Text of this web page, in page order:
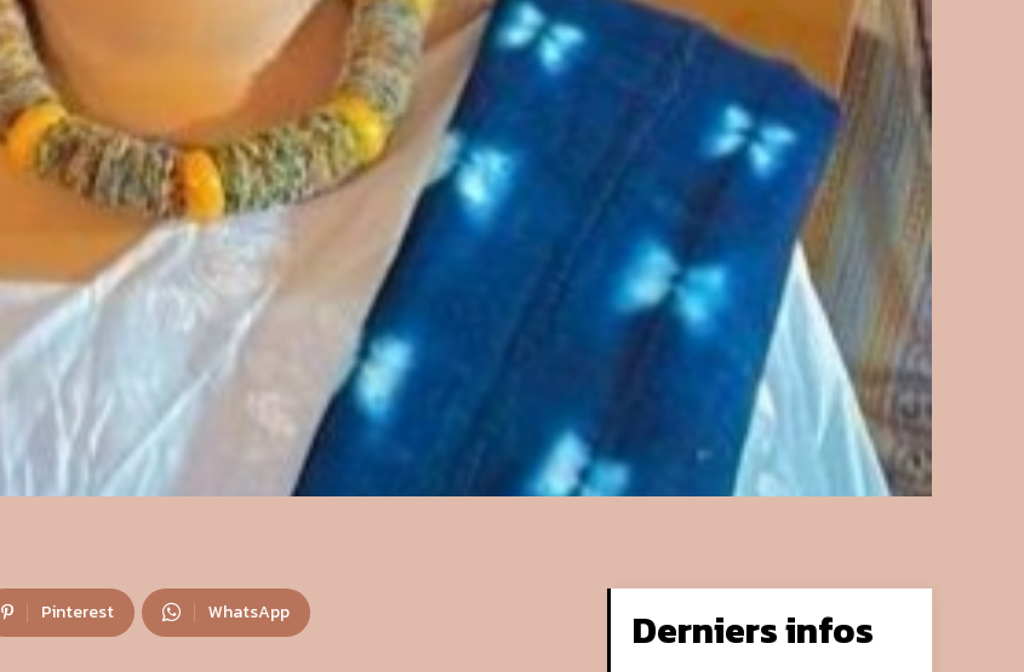
Pinterest WhatsApp Derniers infos